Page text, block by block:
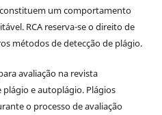
um comportamento
RCA reserva-se o direito de
métodos de detecção de plágio.
avaliação na revista
plágio e autoplágio. Plágios
o processo de avaliação